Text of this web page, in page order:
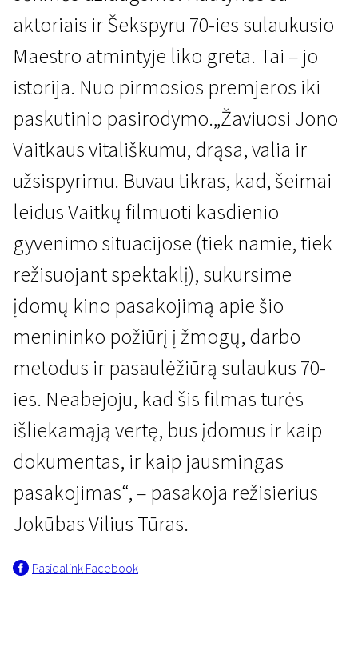
Lietuvių kino premjeros
Apie Joną
1 val. 10 min. | Dokumentinis | N/A
aktoriais ir Šekspyru 70-ies sulaukusio
Maestro atmintyje liko greta. Tai – jo
istorija. Nuo pirmosios premjeros iki
paskutinio pasirodymo.„Žaviuosi Jono
Vaitkaus vitališkumu, drąsa, valia ir
užsispyrimu. Buvau tikras, kad, šeimai
leidus Vaitkų filmuoti kasdienio
gyvenimo situacijose (tiek namie, tiek
režisuojant spektaklį), sukursime
įdomų kino pasakojimą apie šio
menininko požiūrį į žmogų, darbo
metodus ir pasaulėžiūrą sulaukus 70-
ies. Neabejoju, kad šis filmas turės
išliekamąją vertę, bus įdomus ir kaip
dokumentas, ir kaip jausmingas
pasakojimas“, – pasakoja režisierius
Jokūbas Vilius Tūras.
Pasidalink Facebook